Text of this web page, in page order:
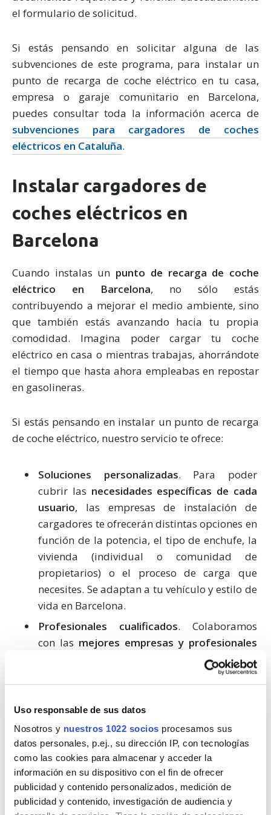
Uso responsable de sus datos
Nosotros y nuestros 1022 socios procesamos sus
datos personales, p.ej., su dirección IP, con tecnologías
como las cookies para almacenar y acceder la
información en su dispositivo con el fin de ofrecer
publicidad y contenido personalizados, medición de
publicidad y contenido, investigación de audiencia y
el formulario de solicitud.
Si estás pensando en solicitar alguna de las
subvenciones de este programa, para instalar un
punto de recarga de coche eléctrico en tu casa,
empresa o garaje comunitario en Barcelona,
puedes consultar toda la información acerca de
subvenciones para cargadores de coches
eléctricos en Cataluña.
Instalar cargadores de
coches eléctricos en
Barcelona
Cuando instalas un punto de recarga de coche
eléctrico en Barcelona, no sólo estás
contribuyendo a mejorar el medio ambiente, sino
que también estás avanzando hacia tu propia
comodidad. Imagina poder cargar tu coche
eléctrico en casa o mientras trabajas, ahorrándote
el tiempo que hasta ahora empleabas en repostar
en gasolineras.
Si estás pensando en instalar un punto de recarga
de coche eléctrico, nuestro servicio te ofrece:
Soluciones personalizadas. Para poder
cubrir las necesidades específicas de cada
usuario, las empresas de instalación de
cargadores te ofrecerán distintas opciones en
función de la potencia, el tipo de enchufe, la
vivienda (individual o comunidad de
propietarios) o el proceso de carga que
necesites. Se adaptan a tu vehículo y estilo de
vida en Barcelona.
Profesionales cualificados. Colaboramos
con las mejores empresas y profesionales
de Barcelona en la instalación de puntos de
recarga de vehículos eléctricos,
máxima calidad y el mejor precio. Siempre
manteniendo como prioridad la seguridad y
el cumplimiento de la normativa vigente.
Presupuestos a medida. Al rellenar el
formulario de
cargadoresdecocheselectricos.es, varios
profesionales y empresas instaladoras de